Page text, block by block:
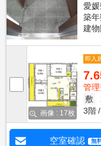
愛
築年
建
画像 : 17枚
即入
管
敷
3階
空室確認 無